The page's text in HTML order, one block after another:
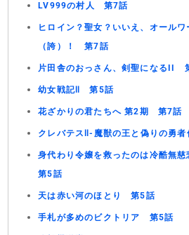
LV999の村人 第7話
ヒロイン？聖女？いいえ、オール
（誇）！ 第7話
片田舎のおっさん、剣聖になるII
幼女戦記Ⅱ 第5話
花ざかりの君たちへ 第2期 第7話
クレバテスⅡ-魔獣の王と偽りの勇
身代わり令嬢を救ったのは冷酷無
第5話
天は赤い河のほとり 第5話
手札が多めのビクトリア 第5話